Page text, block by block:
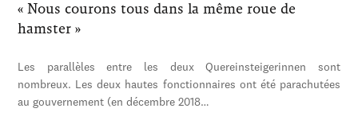
« Nous courons tous dans la même roue de
hamster »
Les parallèles entre les deux Quereinsteigerinnen sont
nombreux. Les deux hautes fonctionnaires ont été parachutées
au gouvernement (en décembre 2018…